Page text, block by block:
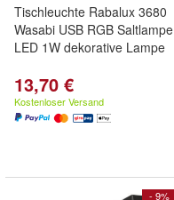
Tischleuchte Rabalux 3680
Wasabi USB RGB Saltlampe
LED 1W dekorative Lampe
13,70 €
Kostenloser Versand
- 9%